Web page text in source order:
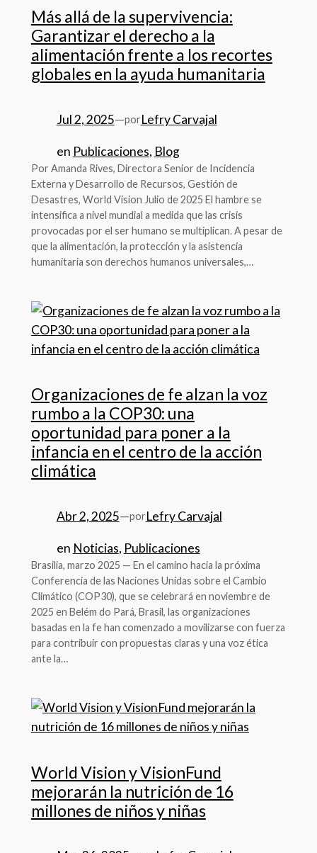
Más allá de la supervivencia:
Garantizar el derecho a la
alimentación frente a los recortes
globales en la ayuda humanitaria
Jul 2, 2025—porLefry Carvajal
en Publicaciones, Blog
Por Amanda Rives, Directora Senior de Incidencia
Externa y Desarrollo de Recursos, Gestión de
Desastres, World Vision Julio de 2025 El hambre se
intensifica a nivel mundial a medida que las crisis
provocadas por el ser humano se multiplican. A pesar de
que la alimentación, la protección y la asistencia
humanitaria son derechos humanos universales,…
Organizaciones de fe alzan la voz
rumbo a la COP30: una
oportunidad para poner a la
infancia en el centro de la acción
climática
Abr 2, 2025—porLefry Carvajal
en Noticias, Publicaciones
Brasilia, marzo 2025 — En el camino hacia la próxima
Conferencia de las Naciones Unidas sobre el Cambio
Climático (COP30), que se celebrará en noviembre de
2025 en Belém do Pará, Brasil, las organizaciones
basadas en la fe han comenzado a movilizarse con fuerza
para contribuir con propuestas claras y una voz ética
ante la…
World Vision y VisionFund
mejorarán la nutrición de 16
millones de niños y niñas